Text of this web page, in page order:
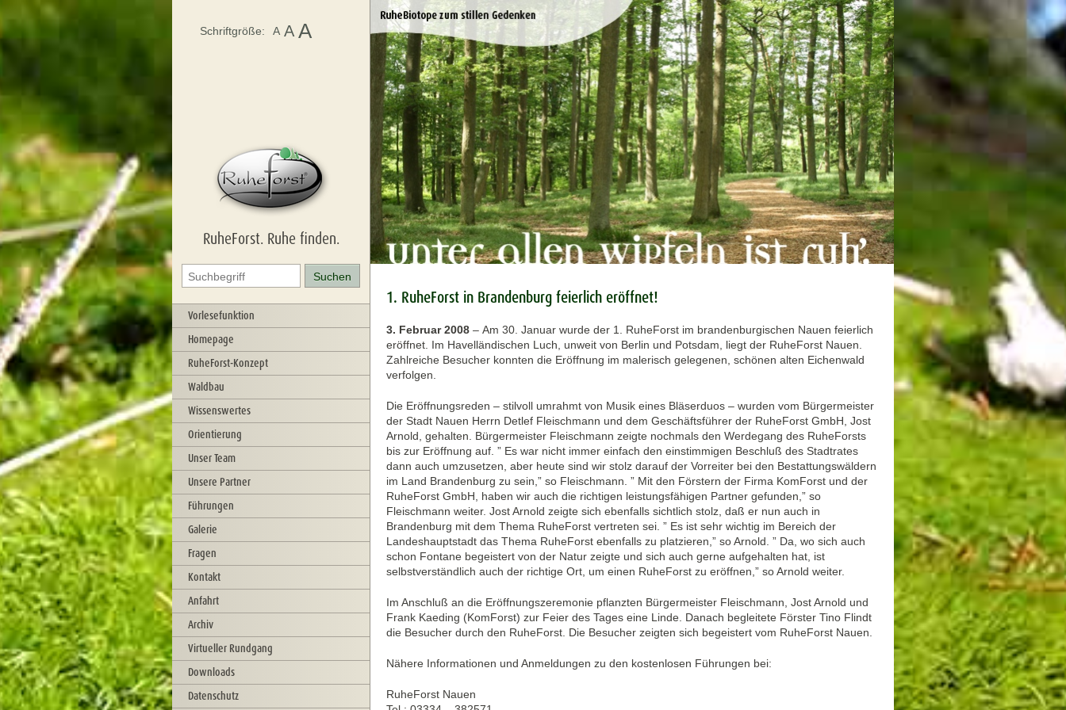
RuheForst. Ruhe finden.
Vorlesefunktion
Homepage
RuheForst-Konzept
Waldbau
Wissenswertes
Orientierung
Unser Team
Unsere Partner
Führungen
Galerie
Fragen
Kontakt
Anfahrt
Archiv
Virtueller Rundgang
Downloads
Datenschutz
Schriftgröße: A A A
1. RuheForst in Brandenburg feierlich eröffnet!
3. Februar 2008 – Am 30. Januar wurde der 1. RuheForst im brandenburgischen Nauen feierlich
eröffnet. Im Havelländischen Luch, unweit von Berlin und Potsdam, liegt der RuheForst Nauen.
Zahlreiche Besucher konnten die Eröffnung im malerisch gelegenen, schönen alten Eichenwald
verfolgen.
Die Eröffnungsreden – stilvoll umrahmt von Musik eines Bläserduos – wurden vom Bürgermeister
der Stadt Nauen Herrn Detlef Fleischmann und dem Geschäftsführer der RuheForst GmbH, Jost
Arnold, gehalten. Bürgermeister Fleischmann zeigte nochmals den Werdegang des RuheForsts
bis zur Eröffnung auf. ” Es war nicht immer einfach den einstimmigen Beschluß des Stadtrates
dann auch umzusetzen, aber heute sind wir stolz darauf der Vorreiter bei den Bestattungswäldern
im Land Brandenburg zu sein,” so Fleischmann. ” Mit den Förstern der Firma KomForst und der
RuheForst GmbH, haben wir auch die richtigen leistungsfähigen Partner gefunden,” so
Fleischmann weiter. Jost Arnold zeigte sich ebenfalls sichtlich stolz, daß er nun auch in
Brandenburg mit dem Thema RuheForst vertreten sei. ” Es ist sehr wichtig im Bereich der
Landeshauptstadt das Thema RuheForst ebenfalls zu platzieren,” so Arnold. ” Da, wo sich auch
schon Fontane begeistert von der Natur zeigte und sich auch gerne aufgehalten hat, ist
selbstverständlich auch der richtige Ort, um einen RuheForst zu eröffnen,” so Arnold weiter.
Im Anschluß an die Eröffnungszeremonie pflanzten Bürgermeister Fleischmann, Jost Arnold und
Frank Kaeding (KomForst) zur Feier des Tages eine Linde. Danach begleitete Förster Tino Flindt
die Besucher durch den RuheForst. Die Besucher zeigten sich begeistert vom RuheForst Nauen.
Nähere Informationen und Anmeldungen zu den kostenlosen Führungen bei:
RuheForst Nauen